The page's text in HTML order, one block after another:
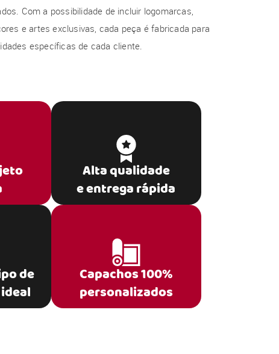
Com a possibilidade de incluir logomarcas,
e artes exclusivas, cada peça é fabricada para
específicas de cada cliente.
Alta qualidade
e entrega rápida
de
Capachos 100%
personalizados